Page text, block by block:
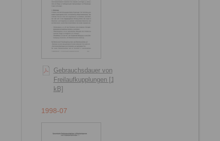
Gebrauchsdauer von
Freilaufkupplungen [146
kB]
1998-07